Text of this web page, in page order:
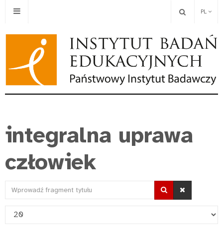
PL
integralna uprawa
człowiek
Wprowadź
tytułu
Pokaż